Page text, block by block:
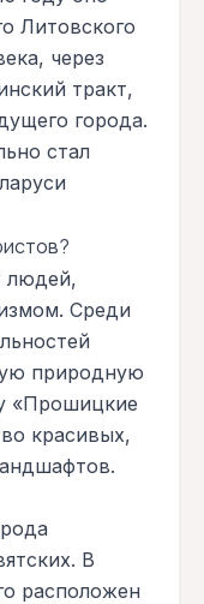
Литовского
через
тракт,
города.
стал
людей,
Среди
природную
«Прошицкие
красивых,
В
расположен